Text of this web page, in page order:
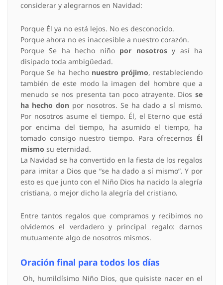
considerar y alegrarnos en Navidad:
Porque Él ya no está lejos. No es desconocido.
Porque ahora no es inaccesible a nuestro corazón.
Porque Se ha hecho niño por nosotrosy así ha
disipado toda ambigüedad.
Porque Se ha hecho nuestro prójimo, restableciendo
también de este modo la imagen del hombre que a
menudo se nos presenta tan poco atrayente. Dios se
ha hecho don por nosotros. Se ha dado a sí mismo.
Por nosotros asume el tiempo. Él, el Eterno que está
por encima del tiempo, ha asumido el tiempo, ha
tomado consigo nuestro tiempo. Para ofrecernos Él
mismo su eternidad.
La Navidad se ha convertido en la fiesta de los regalos
para imitar a Dios que “se ha dado a sí mismo”. Y por
esto es que junto con el Niño Dios ha nacido la alegría
cristiana, o mejor dicho la alegría del cristiano.
Entre tantos regalos que compramos y recibimos no
olvidemos el verdadero y principal regalo: darnos
mutuamente algo de nosotros mismos.
Oración final para todos los días
Oh, humildísimo Niño Dios, que quisiste nacer en el